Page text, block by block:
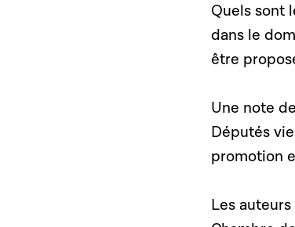
Quels sont
dans le
être
Une note
Députés
promotion
Les